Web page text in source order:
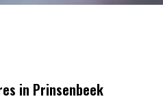
in Prinsenbeek